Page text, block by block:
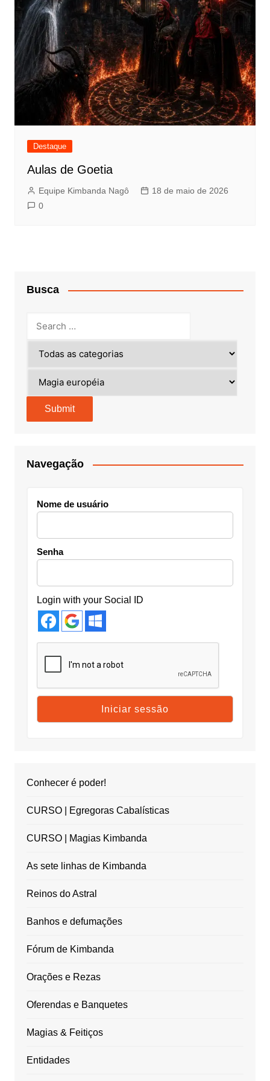
Destaque
Aulas de Goetia
Equipe Kimbanda Nagô
18 de maio de 2026
0
Busca
Navegação
Nome de usuário
Senha
Login with your Social ID
Conhecer é poder!
CURSO | Egregoras Cabalísticas
CURSO | Magias Kimbanda
As sete linhas de Kimbanda
Reinos do Astral
Banhos e defumações
Fórum de Kimbanda
Orações e Rezas
Oferendas e Banquetes
Magias & Feitiços
Entidades